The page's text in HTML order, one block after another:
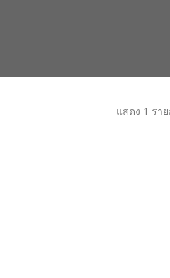
แสดง 1 รา